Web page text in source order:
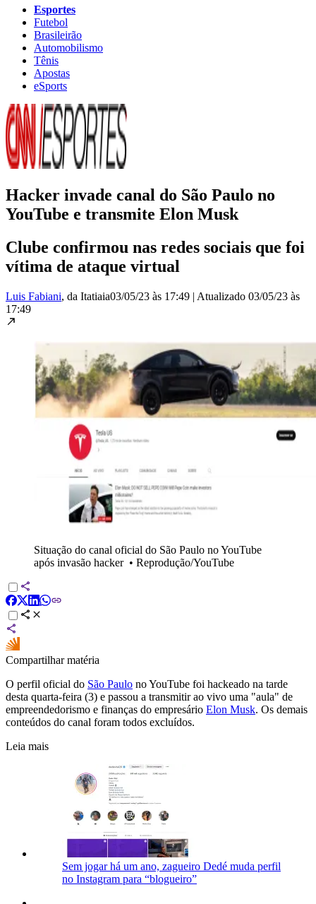
Esportes
Futebol
Brasileirão
Automobilismo
Tênis
Apostas
eSports
Hacker invade canal do São Paulo no
YouTube e transmite Elon Musk
Clube confirmou nas redes sociais que foi
vítima de ataque virtual
Luis Fabiani, da Itatiaia03/05/23 às 17:49 | Atualizado 03/05/23 às
17:49
Situação do canal oficial do São Paulo no YouTube
após invasão hacker• Reprodução/YouTube
Compartilhar matéria
O perfil oficial do São Paulo no YouTube foi hackeado na tarde
desta quarta-feira (3) e passou a transmitir ao vivo uma "aula" de
empreendedorismo e finanças do empresário Elon Musk. Os demais
conteúdos do canal foram todos excluídos.
Leia mais
Sem jogar há um ano, zagueiro Dedé muda perfil
no Instagram para “blogueiro”